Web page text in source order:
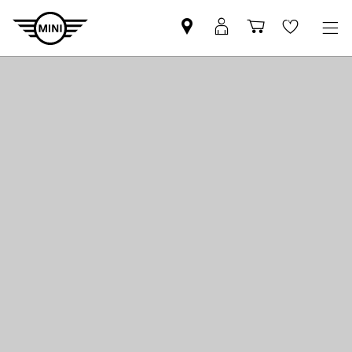
Trovi
partner
MyMini
login
Carrello
degli
Wishlist